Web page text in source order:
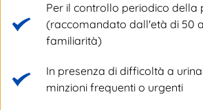
Per il controllo periodico della
(raccomandato dall'età di 50
familiarità)
In presenza di difficoltà a
minzioni frequenti o urgenti